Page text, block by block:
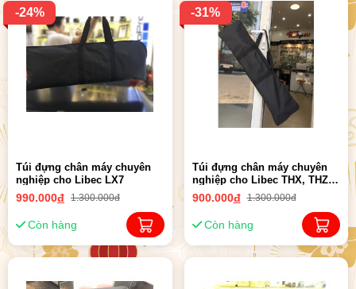
-24%
Túi đựng chân máy chuyên
nghiệp cho Libec LX7
990.000đ 1.300.000đ
Còn hàng
-31%
Túi đựng chân máy chuyên
nghiệp cho Libec THX, THZ,
650
900.000đ 1.300.000đ
Còn hàng